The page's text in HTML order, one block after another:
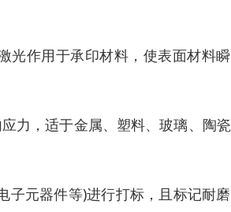
光作用于承印材料，使表面材料
力，适于金属、塑料、玻璃、陶
子元器件等)进行打标，且标记耐